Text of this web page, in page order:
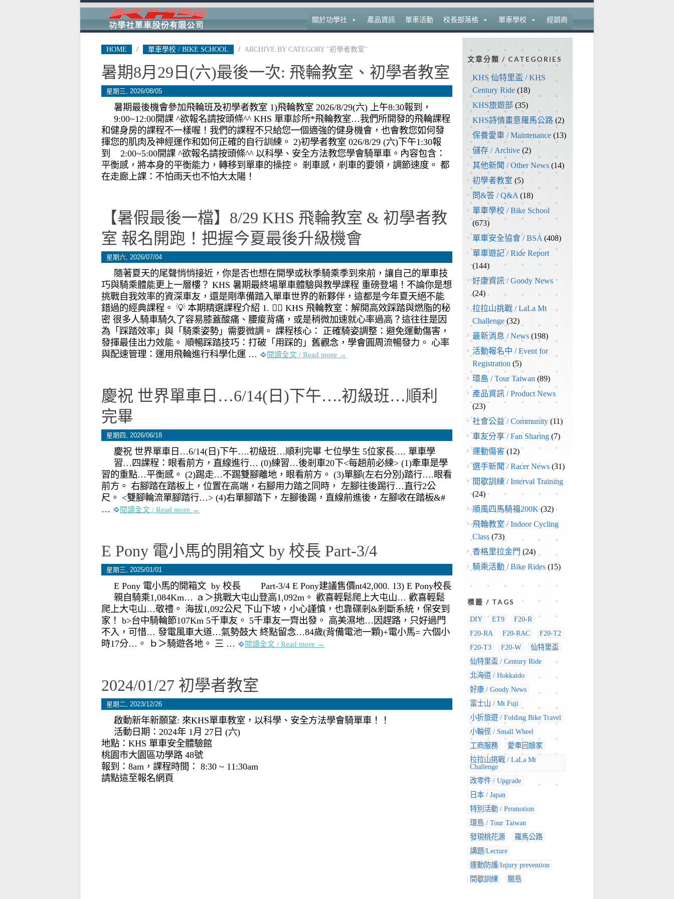
關於功學社 產品資訊 單車活動 校長部落格 單車學校 經銷商
HOME / 單車學校 / BIKE SCHOOL / ARCHIVE BY CATEGORY "初學者教室"
暑期8月29日(六)最後一次: 飛輪教室、初學者教室
星期三, 2026/08/05
暑期最後機會參加飛輪班及初學者教室 1)飛輪教室 2026/8/29(六) 上午8:30報到，
9:00~12:00開課 ^欲報名請按頭條^^ KHS 單車診所*飛輪教室…我們所開發的飛輪課程
和健身房的課程不一樣喔！我們的課程不只給您一個適強的健身機會，也會教您如何發
揮您的肌肉及神經運作和如何正確的自行訓練。 2)初學者教室 026/8/29 (六)下午1:30報
到 2:00~5:00開課 ^欲報名請按頭條^^ 以科學、安全方法教您學會騎單車。內容包含：
平衡感，將本身的平衡能力，轉移到單車的操控。 剎車感，剎車的要領，調節速度。 都
在走廊上課：不怕雨天也不怕大太陽！
【暑假最後一檔】8/29 KHS 飛輪教室 & 初學者教
室 報名開跑！把握今夏最後升級機會
星期六, 2026/07/04
隨著夏天的尾聲悄悄接近，你是否也想在開學或秋季騎乘季到來前，讓自己的單車技
巧與騎乘體能更上一層樓？ KHS 暑期最終場單車體驗與教學課程 重磅登場！不論你是想
挑戰自我效率的資深車友，還是剛準備踏入單車世界的新夥伴，這都是今年夏天絕不能
錯過的經典課程。 💡 本期精選課程介紹 1. 🚴‍♂️ KHS 飛輪教室：解開高效踩踏與燃脂的秘
密 很多人騎車騎久了容易膝蓋酸痛、腰痠背痛，或是稍微加速就心率過高？這往往是因
為「踩踏效率」與「騎乘姿勢」需要微調。 課程核心： 正確騎姿調整：避免運動傷害，
發揮最佳出力效能。 順暢踩踏技巧：打破「用踩的」舊觀念，學會圓周流暢發力。 心率
與配速管理：運用飛輪進行科學化運 …
閱讀全文 / Read more →
慶祝 世界單車日…6/14(日)下午….初級班…順利
完畢
星期四, 2026/06/18
慶祝 世界單車日…6/14(日)下午….初級班…順利完畢 七位學生 5位家長…. 單車學
習…四課程：眼看前方，直線進行… (0)練習…後剎車20下<每趟前必練> (1)牽車是學
習的重點…平衡感。 (2)踢走…不踢雙腳離地，眼看前方。 (3)單腳(左右分別)踏行….眼看
前方。 右腳踏在踏板上，位置在高端，右腳用力踏之同時， 左腳往後踢行…直行2公
尺。 <雙腳輪流單腳踏行…> (4)右單腳踏下，左腳後踢，直線前進後，左腳收在踏板&#
…
閱讀全文 / Read more →
E Pony 電小馬的開箱文 by 校長 Part-3/4
星期三, 2025/01/01
E Pony 電小馬的開箱文 by 校長 Part-3/4 E Pony建議售價nt42,000. 13) E Pony校長
親自騎乘1,084Km… ａ＞挑戰大屯山登高1,092m。 歡喜輕鬆爬上大屯山… 歡喜輕鬆
爬上大屯山…敬禮。 海拔1,092公尺 下山下坡，小心謹慎，也靠碟剎&剎斷系統，保安到
家！ b>台中騎輪節107Km 5千車友。 5千車友一齊出發。 高美濕地…因趕路，只好過門
不入，可惜… 發電風車大道…氣勢鼓大 終點留念…84歲(背備電池一顆)+電小馬= 六個小
時17分…。 ｂ＞騎遊各地。 三 …
閱讀全文 / Read more →
2024/01/27 初學者教室
星期二, 2023/12/26
啟動新年新願望: 來KHS單車教室，以科學、安全方法學會騎單車！！
活動日期：2024年 1月 27日 (六)
地點：KHS 單車安全體驗館
桃園市大園區功學路 48號
報到：8am，課程時間： 8:30 ~ 11:30am
請點這至報名網頁
文章分類 / CATEGORIES
KHS 仙特里盃 / KHS
Century Ride (18)
KHS旅遊部 (35)
KHS詩情畫意羅馬公路 (2)
保養愛車 / Maintenance (13)
儲存 / Archive (2)
其他新聞 / Other News (14)
初學者教室 (5)
問&答 / Q&A (18)
單車學校 / Bike School
(673)
單車安全協會 / BSA (408)
單車遊記 / Ride Report
(144)
好康資訊 / Goody News
(24)
拉拉山挑戰 / LaLa Mt
Challenge (32)
最新消息 / News (198)
活動報名中 / Event for
Registration (5)
環島 / Tour Taiwan (89)
產品資訊 / Product News
(23)
社會公益 / Community (11)
車友分享 / Fan Sharing (7)
運動傷害(12)
選手新聞 / Racer News (31)
間歇訓練 / Interval Training
(24)
順風四馬騎福200K(32)
飛輪教室 / Indoor Cycling
Class (73)
香格里拉金門 (24)
騎乘活動 / Bike Rides (15)
標籤 / TAGS
DIY ET9
F20-R
F20-RA
F20-RAC
F20-T2
F20-T3
F20-W
仙特里盃
仙特里盃 / Century Ride
北海道 / Hokkaido
好康 / Goody News
富士山 / Mt Fuji
小折旅遊 / Folding Bike Travel
小輪徑 / Small Wheel
工商服務
愛車回娘家
拉拉山挑戰 / LaLa Mt
Challenge
改零件 / Upgrade
日本 / Japan
特別活動 / Promotion
環島 / Tour Taiwan
發現桃花源
羅馬公路
講題/Lecture
運動防護/Injury prevention
間歇訓練
關島